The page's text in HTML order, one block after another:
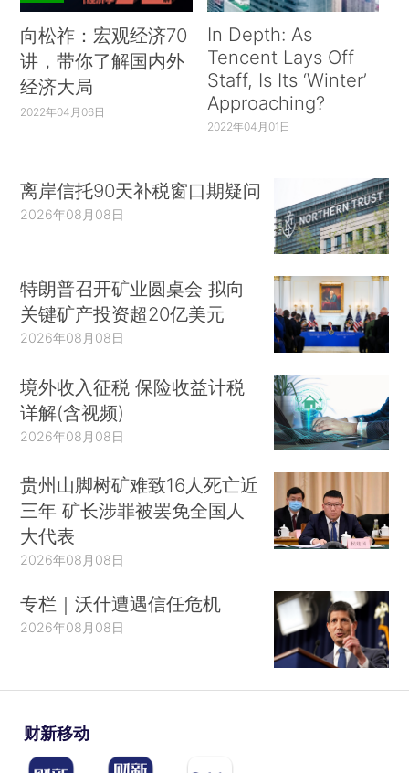
向松祚：宏观经济70
讲，带你了解国内外
经济大局
2022年04月06日
In Depth: As
Tencent Lays Off
Staff, Is Its ‘Winter’
Approaching?
2022年04月01日
离岸信托90天补税窗口期疑问
2026年08月08日
特朗普召开矿业圆桌会 拟向
关键矿产投资超20亿美元
2026年08月08日
境外收入征税 保险收益计税
详解(含视频)
2026年08月08日
贵州山脚树矿难致16人死亡近
三年 矿长涉罪被罢免全国人
大代表
2026年08月08日
专栏｜沃什遭遇信任危机
2026年08月08日
财新移动